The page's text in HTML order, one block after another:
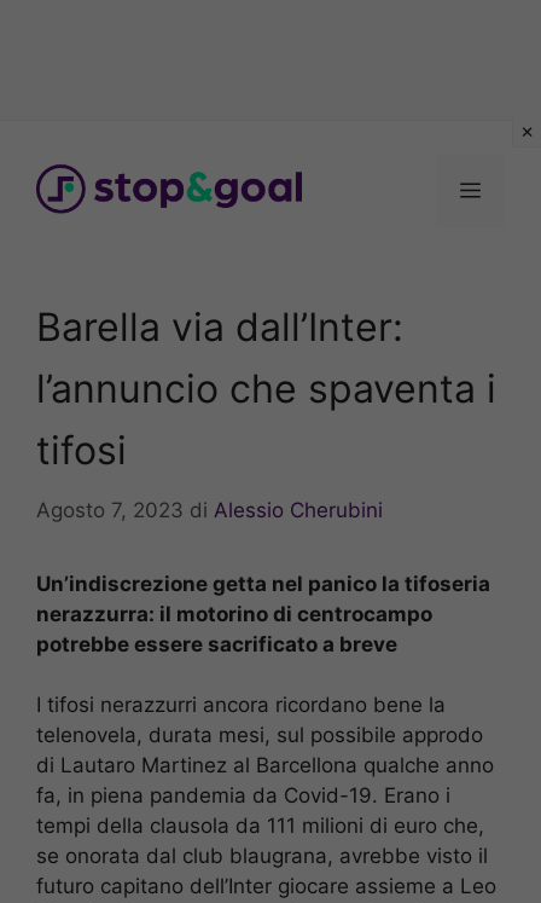
contenuto
Menu
Barella via dall’Inter:
l’annuncio che spaventa i
tifosi
Agosto 7, 2023 di Alessio Cherubini
Un’indiscrezione getta nel panico la tifoseria
nerazzurra: il motorino di centrocampo
potrebbe essere sacrificato a breve
I tifosi nerazzurri ancora ricordano bene la
telenovela, durata mesi, sul possibile approdo
di Lautaro Martinez al Barcellona qualche anno
fa, in piena pandemia da Covid-19. Erano i
tempi della clausola da 111 milioni di euro che,
se onorata dal club blaugrana, avrebbe visto il
futuro capitano dell’Inter giocare assieme a Leo